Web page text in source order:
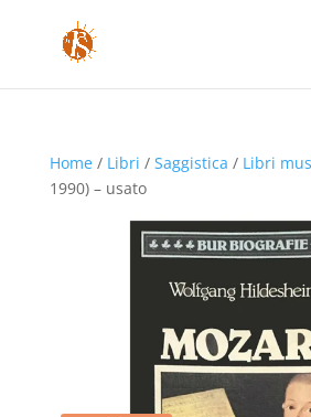
Home/ Libri / Saggistica / Libri
1990) – usato